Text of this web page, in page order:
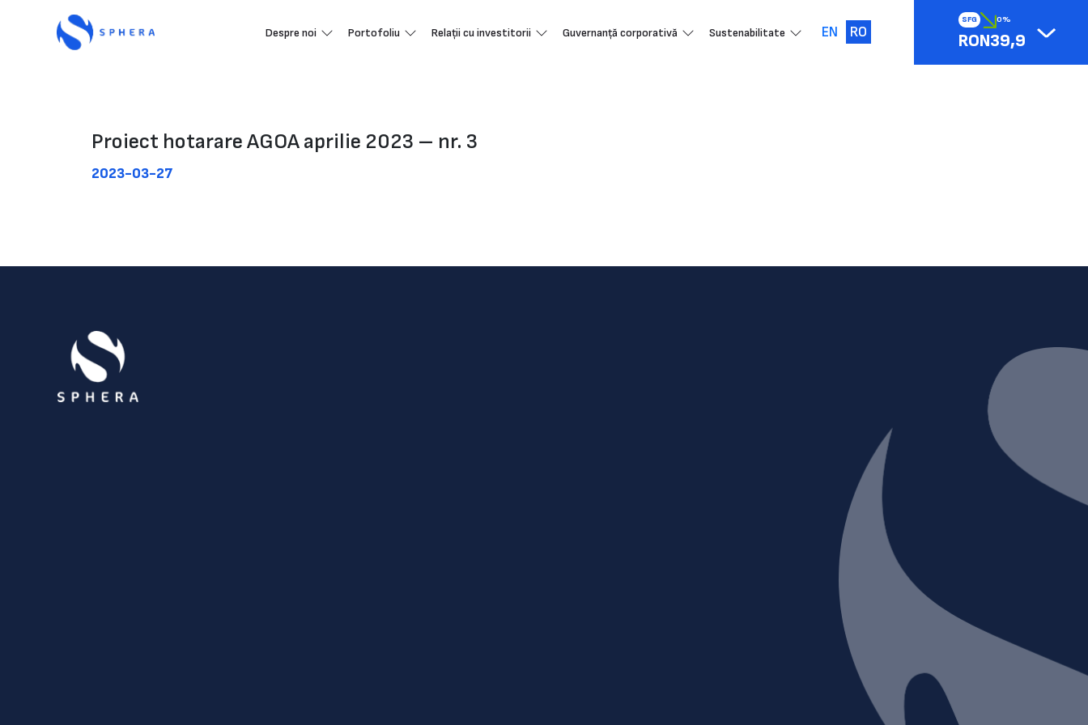
SFG 0%
RON39,9
Despre noi Portofoliu Relații cu investitorii Guvernanță corporativă Sustenabilitate EN RO
Proiect hotarare AGOA aprilie 2023 – nr. 3
2023-03-27